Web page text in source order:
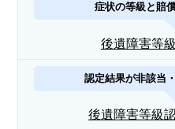
症状の等級と賠
後遺障害等
認定結果が非該当
後遺障害等級